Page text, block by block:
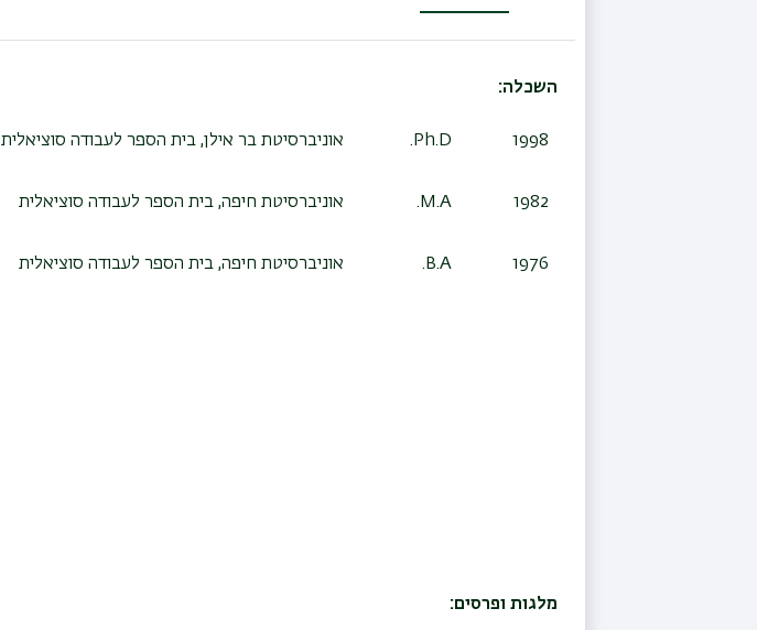
(לשונית
פעילה)
השכלה:
1998
Ph.D. אוניברסיטת בר אילן, בית הספר לעבודה סוציאלית
1982
M.A. אוניברסיטת חיפה, בית הספר לעבודה סוציאלית
1976
B.A. אוניברסיטת חיפה, בית הספר לעבודה סוציאלית
מלגות ופרסים: